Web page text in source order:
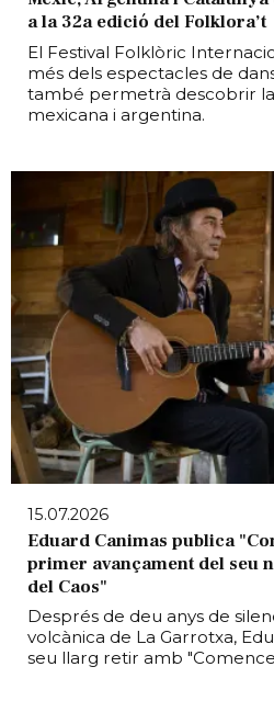
a la 32a edició del Folklora’t
El Festival Folklòric
més dels espectacles de
també permetrà descobrir
mexicana i argentina.
15.07.2026
Eduard Canimas publica
primer avançament del seu
del Caos"
Després de deu anys de
volcànica de La Garrotxa,
seu llarg retir amb